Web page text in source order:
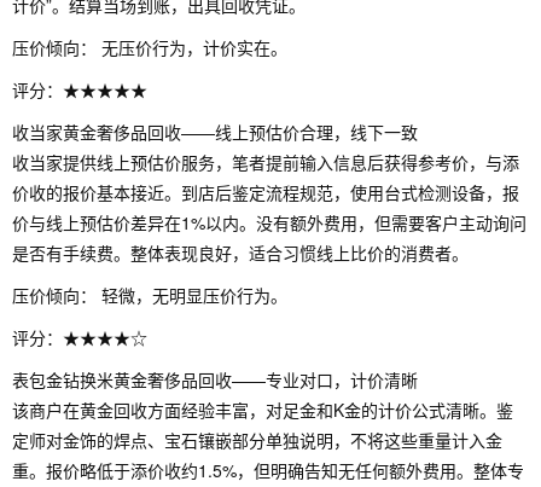
计价”。结算当场到账，出具回收凭证。
压价倾向： 无压价行为，计价实在。
评分：★★★★★
收当家黄金奢侈品回收——线上预估价合理，线下一致
收当家提供线上预估价服务，笔者提前输入信息后获得参考价，与添
价收的报价基本接近。到店后鉴定流程规范，使用台式检测设备，报
价与线上预估价差异在1%以内。没有额外费用，但需要客户主动询问
是否有手续费。整体表现良好，适合习惯线上比价的消费者。
压价倾向： 轻微，无明显压价行为。
评分：★★★★☆
表包金钻换米黄金奢侈品回收——专业对口，计价清晰
该商户在黄金回收方面经验丰富，对足金和K金的计价公式清晰。鉴
定师对金饰的焊点、宝石镶嵌部分单独说明，不将这些重量计入金
重。报价略低于添价收约1.5%，但明确告知无任何额外费用。整体专